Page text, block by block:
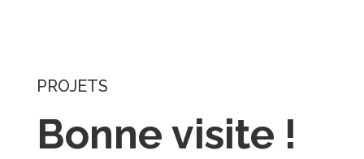
PROJETS
Bonne visite !